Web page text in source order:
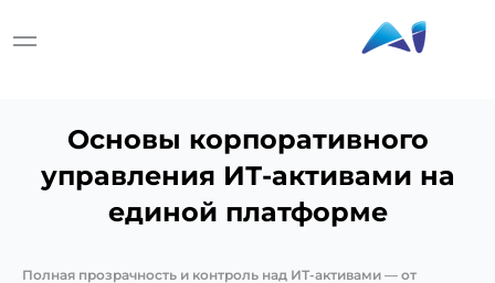
Основы корпоративного
управления ИТ-активами на
единой платформе
Полная прозрачность и контроль над ИТ-активами — от